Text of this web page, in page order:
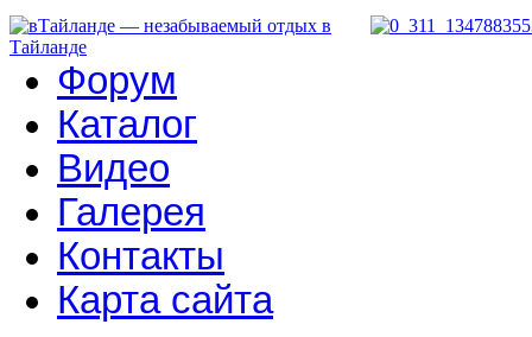
Форум
Каталог
Видео
Галерея
Контакты
Карта сайта